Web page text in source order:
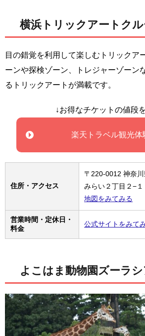
横浜トリックアートク
目の錯覚を利用して楽しむトリックア
ーンや探検ゾーン、トレジャーゾーン
るトリックアートが満載です。
↓お得なチケットの値段
楽天トラベル観光体
住所・アクセス
〒220-0012 神奈
みらい２丁目２−
地図をみてみる
営業時間・定休日・
料金
公式サイトをみて
よこはま動物園ズーラ